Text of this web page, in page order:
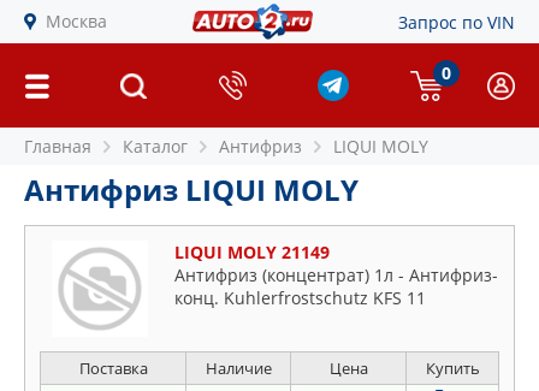
Москва Запрос по VIN
0
Главная Каталог Антифриз LIQUI MOLY
Антифриз LIQUI MOLY
LIQUI MOLY 21149
Антифриз (концентрат) 1л - Антифриз-
конц. Kuhlerfrostschutz KFS 11
Поставка Наличие Цена Купить